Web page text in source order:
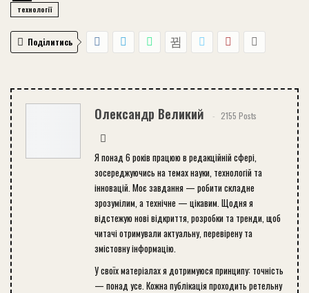
технології
Поділитись
Олександр Великий 2155 Posts
Я понад 6 років працюю в редакційній сфері,
зосереджуючись на темах науки, технологій та
інновацій. Моє завдання — робити складне
зрозумілим, а технічне — цікавим. Щодня я
відстежую нові відкриття, розробки та тренди, щоб
читачі отримували актуальну, перевірену та
змістовну інформацію.
У своїх матеріалах я дотримуюся принципу: точність
— понад усе. Кожна публікація проходить ретельну